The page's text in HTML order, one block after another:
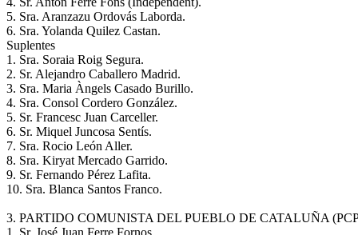
5. Sra. Aranzazu Ordovás Laborda.
6. Sra. Yolanda Quilez Castan.
Suplentes
1. Sra. Soraia Roig Segura.
2. Sr. Alejandro Caballero Madrid.
3. Sra. Maria Àngels Casado Burillo.
4. Sra. Consol Cordero González.
5. Sr. Francesc Juan Carceller.
6. Sr. Miquel Juncosa Sentís.
7. Sra. Rocio León Aller.
8. Sra. Kiryat Mercado Garrido.
9. Sr. Fernando Pérez Lafita.
10. Sra. Blanca Santos Franco.
3. PARTIDO COMUNISTA DEL PUEBLO DE CATALUÑA